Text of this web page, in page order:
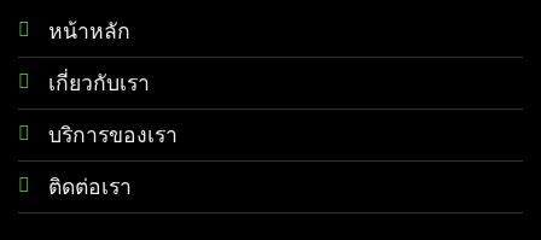
หน้าหลัก
เกี่ยวกับเรา
บริการของเรา
ติดต่อเรา